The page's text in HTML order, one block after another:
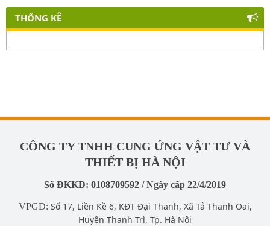
THỐNG KÊ
CÔNG TY TNHH CUNG ỨNG VẬT TƯ VÀ
THIẾT BỊ HÀ NỘI
Số ĐKKD: 0108709592 / Ngày cấp 22/4/2019
VPGD: Số 17, Liền Kề 6, KĐT Đại Thanh, Xã Tả Thanh Oai,
Huyện Thanh Trì, Tp. Hà Nội